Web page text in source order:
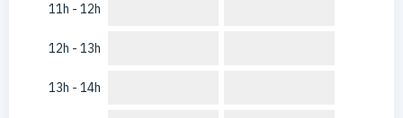
11h - 12h
12h - 13h
13h - 14h